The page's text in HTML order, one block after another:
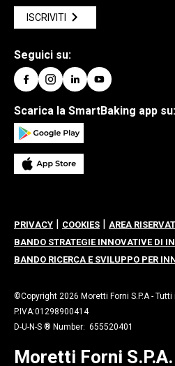
ISCRIVITI
Seguici su:
Scarica la SmartBaking app su:
PRIVACY | COOKIES | AREA
BANDO STRATEGIE INNOVATIVE DI
BANDO RICERCA E SVILUPPO PER
©Copyright 2026 Moretti Forni S.P.A -
P.IVA:01298900414
D-U-N-S ® Number: 655520401
Moretti Forni S.P.A.